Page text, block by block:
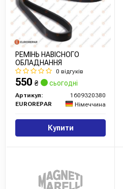
РЕМІНЬ НАВІСНОГО
ОБЛАДНАННЯ
0 відгуків
550 ₴ сьогодні
Артикул:
1609320380
EUROREPAR
Німеччина
Купити